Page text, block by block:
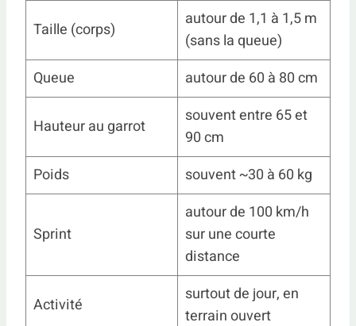
Taille (corps)
autour de 1,1 à 1,5 m
(sans la queue)
Queue
autour de 60 à 80 cm
Hauteur au garrot
souvent entre 65 et
90 cm
Poids
souvent ~30 à 60 kg
Sprint
autour de 100 km/h
sur une courte
distance
Activité
surtout de jour, en
terrain ouvert